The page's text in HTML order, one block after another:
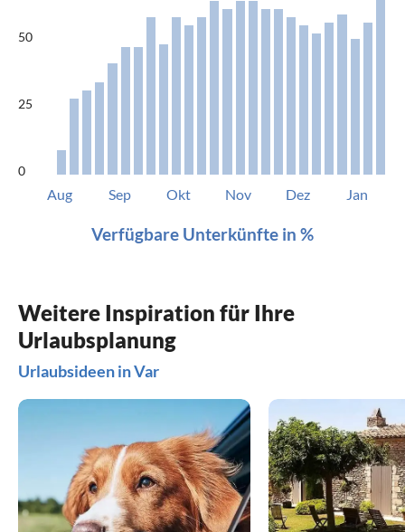
50
25
0
Aug Sep Okt Nov Dez Jan
Verfügbare Unterkünfte in %
Weitere Inspiration für Ihre
Urlaubsplanung
Urlaubsideen in Var